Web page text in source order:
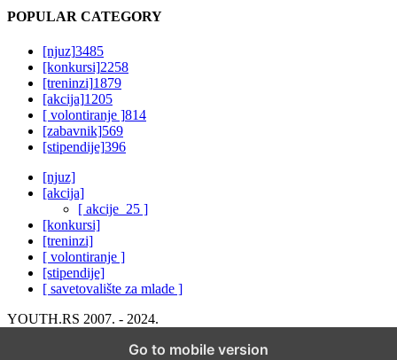
POPULAR CATEGORY
[njuz]3485
[konkursi]2258
[treninzi]1879
[akcija]1205
[ volontiranje ]814
[zabavnik]569
[stipendije]396
[njuz]
[akcija]
[ akcije_25 ]
[konkursi]
[treninzi]
[ volontiranje ]
[stipendije]
[ savetovalište za mlade ]
YOUTH.RS 2007. - 2024.
Go to mobile version